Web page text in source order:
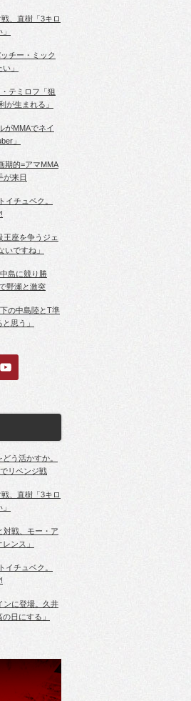
、直樹「3キロ
チー・ミック
」
テミロフ「狙
が生まれる」
がMMAでネイ
」
期的=アマMMA
が来日
イチュベク。
王座を争うジェ
ですね」
島に競り勝
野瀬と激突
の中島陸とT準
思う」
う活かすか。
リベンジ戦
、直樹「3キロ
対戦、モー・ア
ンス」
イチュベク。
ンに登場。久井
日にする」